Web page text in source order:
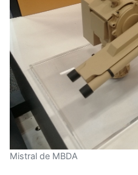
Mistral de MBDA